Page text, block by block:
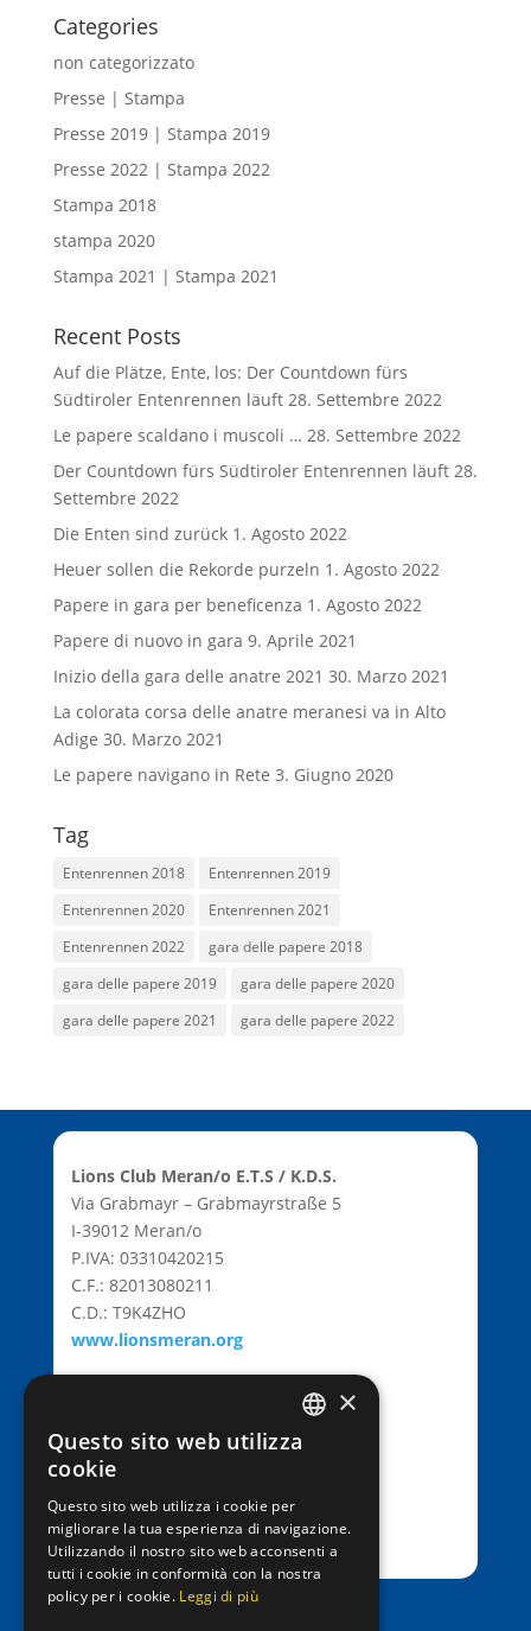
Categories
non categorizzato
Presse | Stampa
Presse 2019 | Stampa 2019
Presse 2022 | Stampa 2022
Stampa 2018
stampa 2020
Stampa 2021 | Stampa 2021
Recent Posts
Auf die Plätze, Ente, los: Der Countdown fürs
Südtiroler Entenrennen läuft 28. Settembre 2022
Le papere scaldano i muscoli … 28. Settembre 2022
Der Countdown fürs Südtiroler Entenrennen läuft 28.
Settembre 2022
Die Enten sind zurück 1. Agosto 2022
Heuer sollen die Rekorde purzeln 1. Agosto 2022
Papere in gara per beneficenza 1. Agosto 2022
Papere di nuovo in gara 9. Aprile 2021
Inizio della gara delle anatre 2021 30. Marzo 2021
La colorata corsa delle anatre meranesi va in Alto
Adige 30. Marzo 2021
Le papere navigano in Rete 3. Giugno 2020
Tag
Entenrennen 2018
Entenrennen 2019
Entenrennen 2020
Entenrennen 2021
Entenrennen 2022
gara delle papere 2018
gara delle papere 2019
gara delle papere 2020
gara delle papere 2021
gara delle papere 2022
Lions Club Meran/o E.T.S / K.D.S.
Via Grabmayr – Grabmayrstraße 5
I-39012 Meran/o
P.IVA: 03310420215
C.F.: 82013080211
C.D.: T9K4ZHO
www.lionsmeran.org
Bank: Raiffeisenkasse Algund
Fil.: Rennweg 42, 39012 Meran/o
IBAN: IT39C0811258591000303200680
SWIFT-BIC: RZSBIT21101
×
Questo sito web utilizza
cookie
Questo sito web utilizza i cookie per
migliorare la tua esperienza di navigazione.
Utilizzando il nostro sito web acconsenti a
tutti i cookie in conformità con la nostra
policy per i cookie. Leggi di più